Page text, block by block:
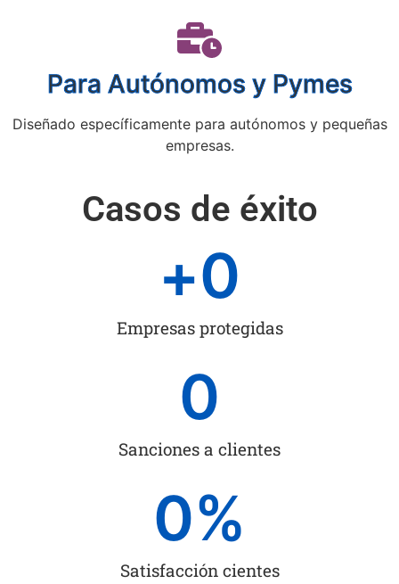
Para Autónomos y Pymes
Diseñado específicamente para autónomos y pequeñas
empresas.
Casos de éxito
Empresas protegidas
+0
Sanciones a clientes
0
Satisfacción cientes
0%